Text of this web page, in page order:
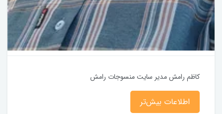
کاظم رامش مدیر سایت منسوجات رامش
اطلاعات بیش‌تر